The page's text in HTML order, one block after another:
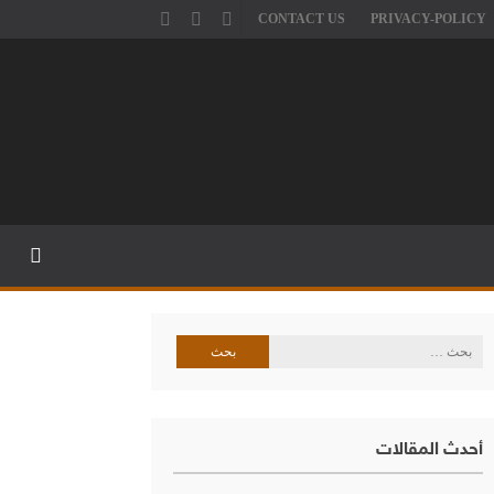
PRIVACY-POLICY
CONTACT US
البحث
أحدث المقالات